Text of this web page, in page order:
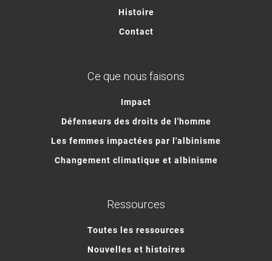
Histoire
Contact
Ce que nous faisons
Impact
Défenseurs des droits de l'homme
Les femmes impactées par l'albinisme
Changement climatique et albinisme
Ressources
Toutes les ressources
Nouvelles et histoires